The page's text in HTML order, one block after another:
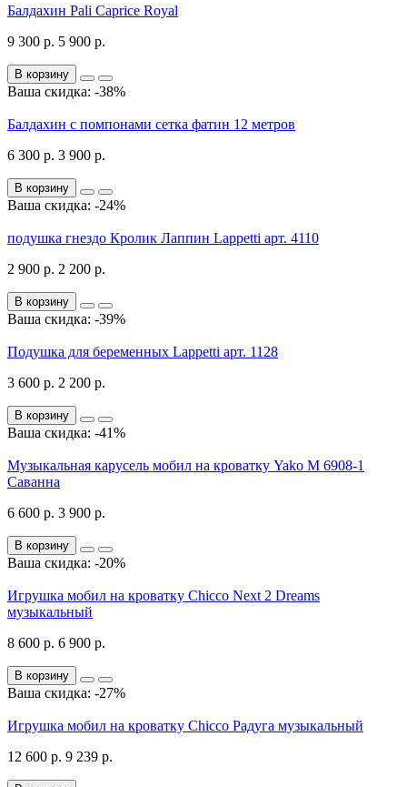
Балдахин Pali Caprice Royal
9 300 р. 5 900 р.
В корзину
Ваша скидка: -38%
Балдахин с помпонами сетка фатин 12 метров
6 300 р. 3 900 р.
В корзину
Ваша скидка: -24%
подушка гнездо Кролик Лаппин Lappetti арт. 4110
2 900 р. 2 200 р.
В корзину
Ваша скидка: -39%
Подушка для беременных Lappetti арт. 1128
3 600 р. 2 200 р.
В корзину
Ваша скидка: -41%
Музыкальная карусель мобил на кроватку Yako M 6908-1
Саванна
6 600 р. 3 900 р.
В корзину
Ваша скидка: -20%
Игрушка мобил на кроватку Chicco Next 2 Dreams
музыкальный
8 600 р. 6 900 р.
В корзину
Ваша скидка: -27%
Игрушка мобил на кроватку Chicco Радуга музыкальный
12 600 р. 9 239 р.